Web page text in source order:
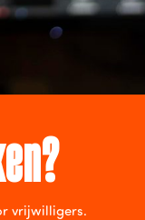
vrijwilligers.